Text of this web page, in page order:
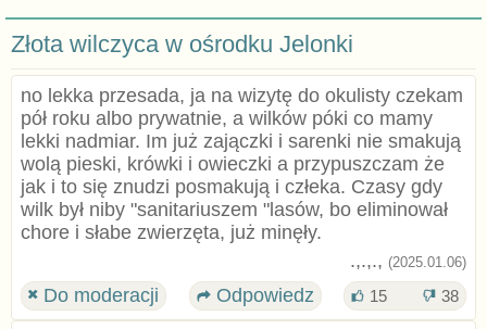
Złota wilczyca w ośrodku Jelonki
no lekka przesada, ja na wizytę do okulisty czekam
pół roku albo prywatnie, a wilków póki co mamy
lekki nadmiar. Im już zajączki i sarenki nie smakują
wolą pieski, krówki i owieczki a przypuszczam że
jak i to się znudzi posmakują i człeka. Czasy gdy
wilk był niby "sanitariuszem "lasów, bo eliminował
chore i słabe zwierzęta, już minęły.
.,.,., (2025.01.06)
Do moderacji Odpowiedz 15 38